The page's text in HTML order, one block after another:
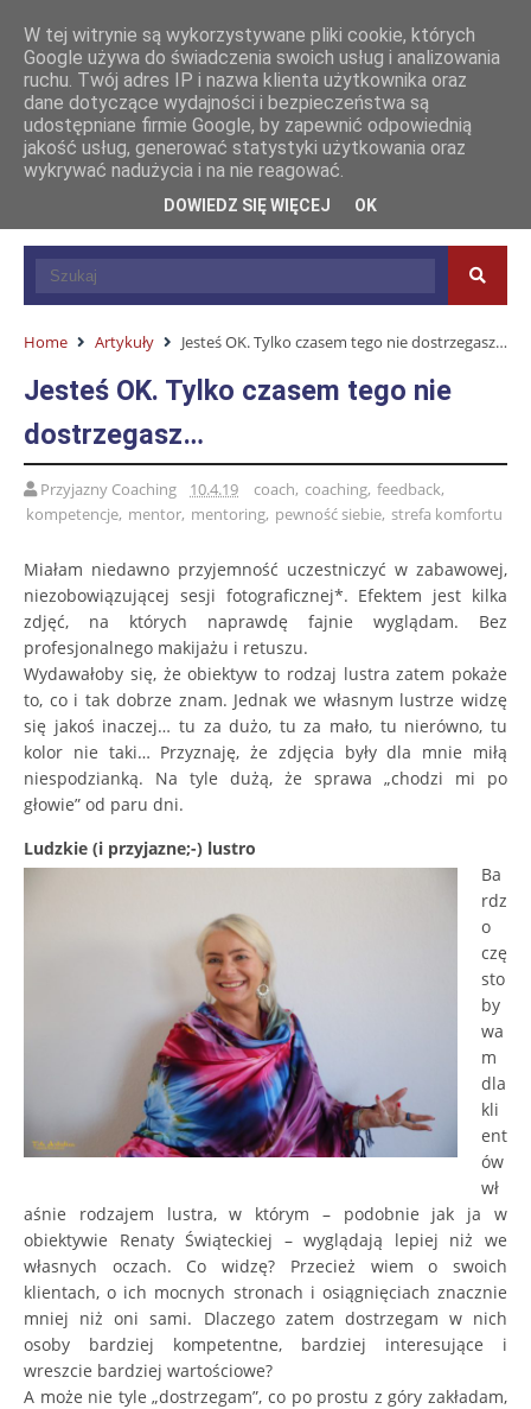
Home Artykuły Jesteś OK. Tylko czasem tego nie dostrzegasz…
Jesteś OK. Tylko czasem tego nie
dostrzegasz…
Przyjazny Coaching 10.4.19 coach, coaching, feedback,
kompetencje, mentor, mentoring, pewność siebie, strefa komfortu
Miałam niedawno przyjemność uczestniczyć w zabawowej,
niezobowiązującej sesji fotograficznej*. Efektem jest kilka
zdjęć, na których naprawdę fajnie wyglądam. Bez
profesjonalnego makijażu i retuszu.
Wydawałoby się, że obiektyw to rodzaj lustra zatem pokaże
to, co i tak dobrze znam. Jednak we własnym lustrze widzę
się jakoś inaczej… tu za dużo, tu za mało, tu nierówno, tu
kolor nie taki… Przyznaję, że zdjęcia były dla mnie miłą
niespodzianką. Na tyle dużą, że sprawa „chodzi mi po
głowie” od paru dni.
Ludzkie (i przyjazne;-) lustro
Ba
rdz
o
czę
sto
by
wa
m
dla
kli
ent
ów
wł
aśnie rodzajem lustra, w którym – podobnie jak ja w
obiektywie Renaty Świąteckiej – wyglądają lepiej niż we
własnych oczach. Co widzę? Przecież wiem o swoich
klientach, o ich mocnych stronach i osiągnięciach znacznie
mniej niż oni sami. Dlaczego zatem dostrzegam w nich
osoby bardziej kompetentne, bardziej interesujące i
wreszcie bardziej wartościowe?
A może nie tyle „dostrzegam”, co po prostu z góry zakładam,
W tej witrynie są wykorzystywane pliki cookie, których
Google używa do świadczenia swoich usług i analizowania
ruchu. Twój adres IP i nazwa klienta użytkownika oraz
dane dotyczące wydajności i bezpieczeństwa są
udostępniane firmie Google, by zapewnić odpowiednią
jakość usług, generować statystyki użytkowania oraz
wykrywać nadużycia i na nie reagować.
DOWIEDZ SIĘ WIĘCEJ OK